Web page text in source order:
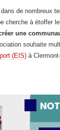
de nombreux
cherche à étoffer
une
souhaite
(EIS) à